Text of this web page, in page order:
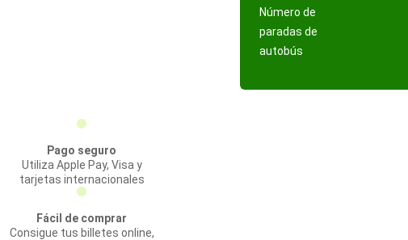
Número de
paradas de
autobús
Pago seguro
Utiliza Apple Pay, Visa y
tarjetas internacionales
Fácil de comprar
Consigue tus billetes online,